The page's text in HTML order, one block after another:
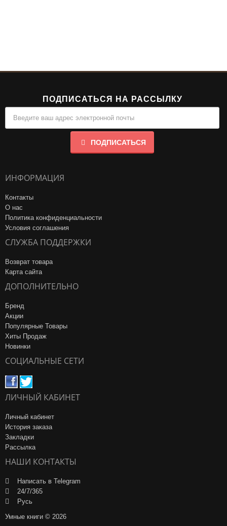
ПОДПИСАТЬСЯ НА РАССЫЛКУ
ПОДПИСАТЬСЯ
ИНФОРМАЦИЯ
Контакты
О нас
Политика конфиденциальности
Условия соглашения
СЛУЖБА ПОДДЕРЖКИ
Возврат товара
Карта сайта
ДОПОЛНИТЕЛЬНО
Бренд
Акции
Популярные Товары
Хиты Продаж
Новинки
СОЦИАЛЬНЫЕ СЕТИ
ЛИЧНЫЙ КАБИНЕТ
Личный кабинет
История заказа
Закладки
Рассылка
НАШИ КОНТАКТЫ
Написать в Telegram
24/7/365
Русь
Умные книги © 2026